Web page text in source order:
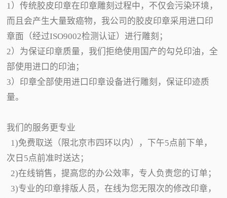
1）传统胶皮印章在印章雕刻过程中，不仅会污染环境，
而且会产生大量致癌物，我公司的胶皮印章采用进口印
章面（经过ISO9002检测认证）进行雕刻；
2）为保证印章质量，我们拒绝使用国产的勾兑印油，全
部使用进口的印油；
3）印章全部使用进口印章设备进行雕刻，保证印迹质
量。
我们的服务更专业
1)免费取送（限北京市四环以内），下午5点前下单，
次日5点前准时送达；
2)在线销售，提高您的办公效率，专人负责您的订单；
3)专业的印章排版人员，在线为您无限次的修改印章，